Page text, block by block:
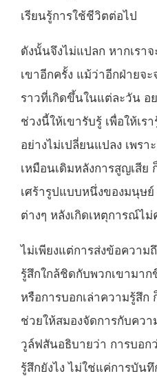
เรียนรู้การใช้ชีวิตต่อไป
ดังนั้นจึงไม่แปลก หากเรา
เขาอีกครั้ง แม้ว่าอีกฝ่ายจะ
ราวที่เกิดขึ้นในแต่ละวัน อ
ช่วงนี้ให้เขารับรู้ เพื่อให้เร
อย่างไม่เปลี่ยนแปลง เพร
เหมือนเดิมหลังการสูญเสีย
เศร้ารูปแบบหนึ่งของมนุษ
ต่างๆ หลังเกิดเหตุการณ์ไ
ไม่เพียงแต่การส่งข้อความ
รู้สึกใกล้ชิดกับพวกเขามา
หรือการบอกเล่าความรู้สึก
ช่วยให้สมองจัดการกับควา
วูล์ฟสันอธิบายว่า การบอกว่
รู้สึกยังไง ไม่ใช่แค่การบัน